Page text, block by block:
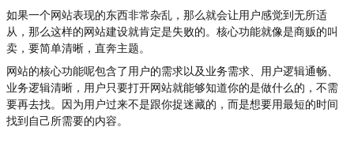
如果一个网站表现的东西非常杂乱，那么就会让用户感觉到无所适
从，那么这样的网站建设就肯定是失败的。核心功能就像是商贩的叫
卖，要简单清晰，直奔主题。
网站的核心功能呢包含了用户的需求以及业务需求、用户逻辑通畅、
业务逻辑清晰，用户只要打开网站就能够知道你的是做什么的，不需
要再去找。因为用户过来不是跟你捉迷藏的，而是想要用最短的时间
找到自己所需要的内容。